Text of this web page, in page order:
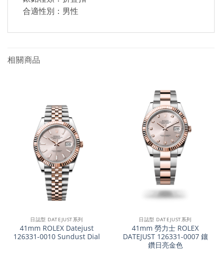
合適性別：男性
相關商品
日誌型 DATEJUST系列
41mm ROLEX Datejust
126331-0010 Sundust Dial
日誌型 DATEJUST系列
41mm 勞力士 ROLEX
DATEJUST 126331-0007 鑲
鑽日亮金色